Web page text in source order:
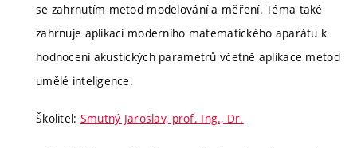
se zahrnutím metod modelování a měření. Téma také
zahrnuje aplikaci moderního matematického aparátu k
hodnocení akustických parametrů včetně aplikace metod
umělé inteligence.
Školitel: Smutný Jaroslav, prof. Ing., Dr.